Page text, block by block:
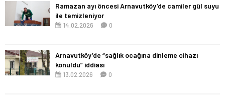
Ramazan ayı öncesi Arnavutköy’de camiler gül suyu
ile temizleniyor
14.02.2026 0
Arnavutköy’de “sağlık ocağına dinleme cihazı
konuldu” iddiası
13.02.2026 0